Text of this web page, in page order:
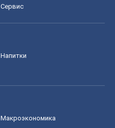
Сервис
Напитки
Mакроэкономика